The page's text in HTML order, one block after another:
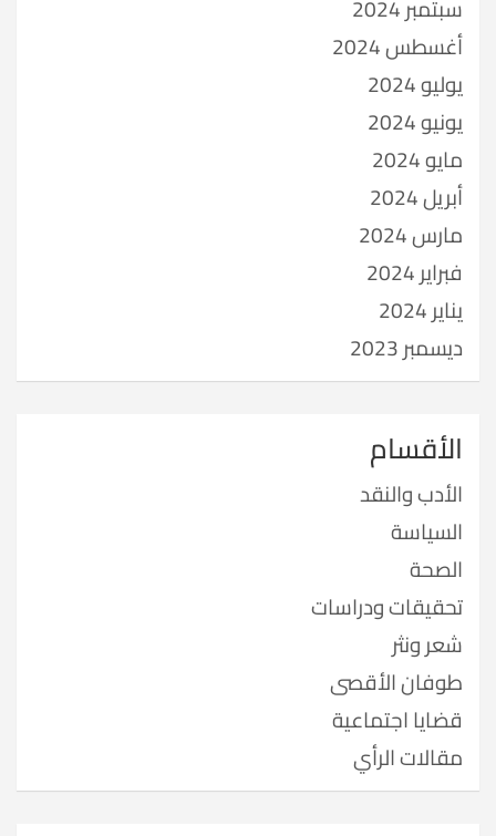
سبتمبر 2024
أغسطس 2024
يوليو 2024
يونيو 2024
مايو 2024
أبريل 2024
مارس 2024
فبراير 2024
يناير 2024
ديسمبر 2023
الأقسام
الأدب والنقد
السياسة
الصحة
تحقيقات ودراسات
شعر ونثر
طوفان الأقصى
قضايا اجتماعية
مقالات الرأي